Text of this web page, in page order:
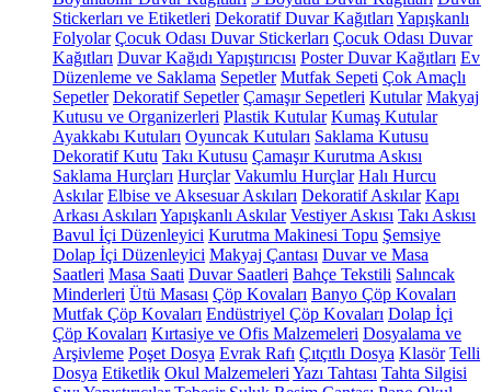
Stickerları ve Etiketleri Dekoratif Duvar Kağıtları Yapışkanlı
Folyolar Çocuk Odası Duvar Stickerları Çocuk Odası Duvar
Kağıtları Duvar Kağıdı Yapıştırıcısı Poster Duvar Kağıtları Ev
Düzenleme ve Saklama Sepetler Mutfak Sepeti Çok Amaçlı
Sepetler Dekoratif Sepetler Çamaşır Sepetleri Kutular Makyaj
Kutusu ve Organizerleri Plastik Kutular Kumaş Kutular
Ayakkabı Kutuları Oyuncak Kutuları Saklama Kutusu
Dekoratif Kutu Takı Kutusu Çamaşır Kurutma Askısı
Saklama Hurçları Hurçlar Vakumlu Hurçlar Halı Hurcu
Askılar Elbise ve Aksesuar Askıları Dekoratif Askılar Kapı
Arkası Askıları Yapışkanlı Askılar Vestiyer Askısı Takı Askısı
Bavul İçi Düzenleyici Kurutma Makinesi Topu Şemsiye
Dolap İçi Düzenleyici Makyaj Çantası Duvar ve Masa
Saatleri Masa Saati Duvar Saatleri Bahçe Tekstili Salıncak
Minderleri Ütü Masası Çöp Kovaları Banyo Çöp Kovaları
Mutfak Çöp Kovaları Endüstriyel Çöp Kovaları Dolap İçi
Çöp Kovaları Kırtasiye ve Ofis Malzemeleri Dosyalama ve
Arşivleme Poşet Dosya Evrak Rafı Çıtçıtlı Dosya Klasör Telli
Dosya Etiketlik Okul Malzemeleri Yazı Tahtası Tahta Silgisi